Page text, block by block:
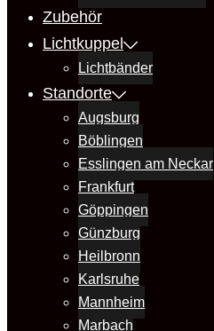
Zubehör
Lichtkuppel
Lichtbänder
Standorte
Augsburg
Böblingen
Esslingen am Neckar
Frankfurt
Göppingen
Günzburg
Heilbronn
Karlsruhe
Mannheim
Marbach